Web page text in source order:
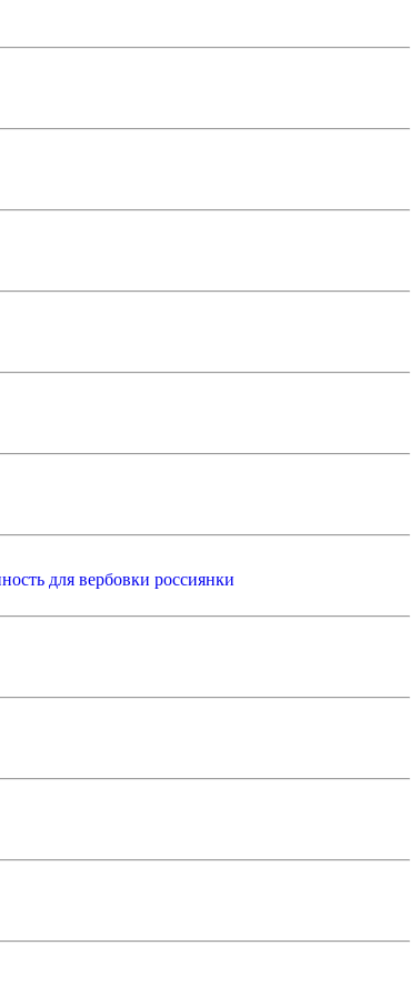
для вербовки россиянки